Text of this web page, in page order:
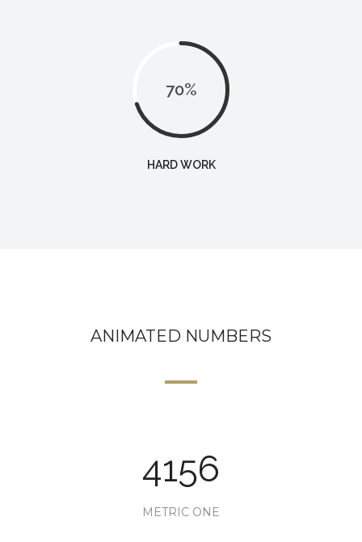
70%
HARD WORK
ANIMATED NUMBERS
4156
METRIC ONE